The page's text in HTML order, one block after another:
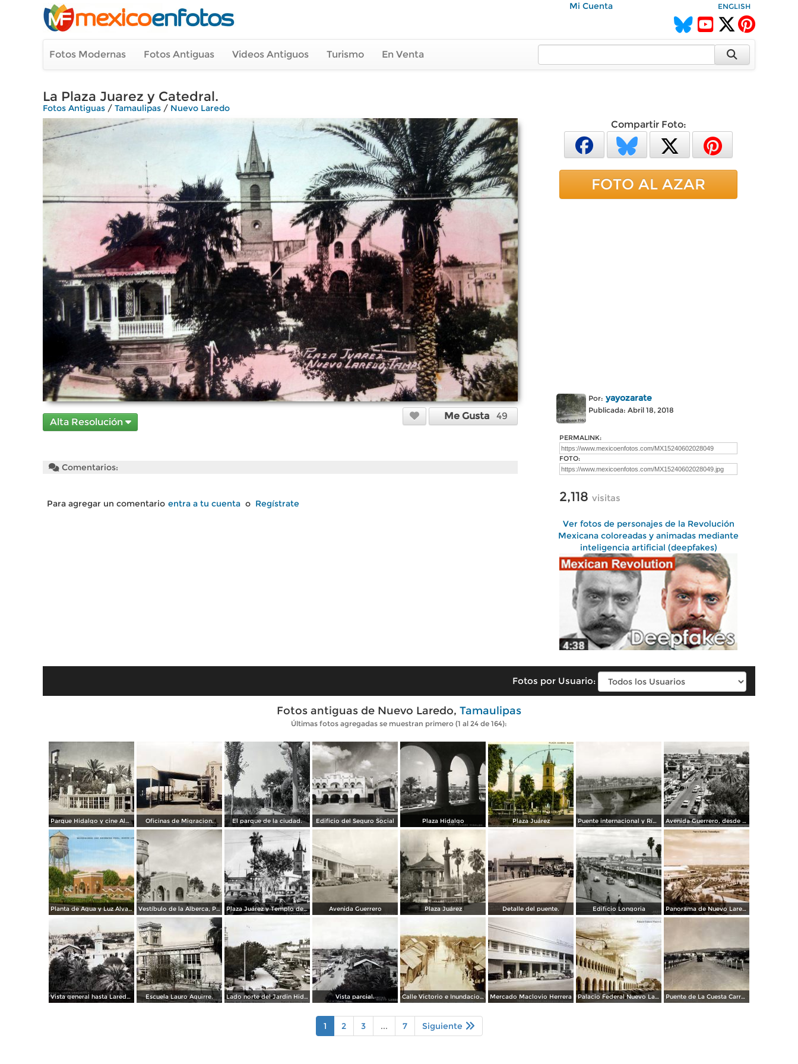
Mi Cuenta ENGLISH
Fotos Modernas Fotos Antiguas Videos Antiguos Turismo En Venta
La Plaza Juarez y Catedral.
Fotos Antiguas / Tamaulipas / Nuevo Laredo
Alta Resolución
Me Gusta 49
Comentarios:
Para agregar un comentario entra a tu cuenta o Regístrate
Compartir Foto:
FOTO AL AZAR
Por: yayozarate
Publicada: Abril 18, 2018
PERMALINK:
FOTO:
2,118 visitas
Ver fotos de personajes de la Revolución
Mexicana coloreadas y animadas mediante
inteligencia artificial (deepfakes)
Fotos por Usuario:
Fotos antiguas de Nuevo Laredo, Tamaulipas
Últimas fotos agregadas se muestran primero (1 al 24 de 164):
Parque Hidalgo y cine Alameda. Oficinas de Migracion. El parque de la ciudad. Edificio del Seguro Social Plaza Hidalgo Plaza Juárez Puente internacional y Río Bravo Avenida Guerrero, desde el Hotel Plaza
Planta de Agua y Luz Álvaro Obregón Vestíbulo de la Alberca, Planta de Agua y Luz Álvaro Obregón Plaza Juárez y Templo del Santo Niño Avenida Guerrero Plaza Juárez Detalle del puente. Edificio Longoria Panorama de Nuevo Laredo, Tamaulipas.
Vista general hasta Laredo TX. ( Circulada el 3 de Abril de 1943 ). Escuela Lauro Aguirre. Lado norte del Jardin Hidalgo ( Circulada el 17 deSeptiembre de 1957 ). Vista parcial. Calle Victorio e Inundacion en Nuevo Laredo, Tamaulipas en 1922. Mercado Maclovio Herrera Palacio Federal Nuevo Laredo, Tamaulipas. Puente de La Cuesta Carretera Monterrey-Laredo.
1 2 3 ... 7 Siguiente